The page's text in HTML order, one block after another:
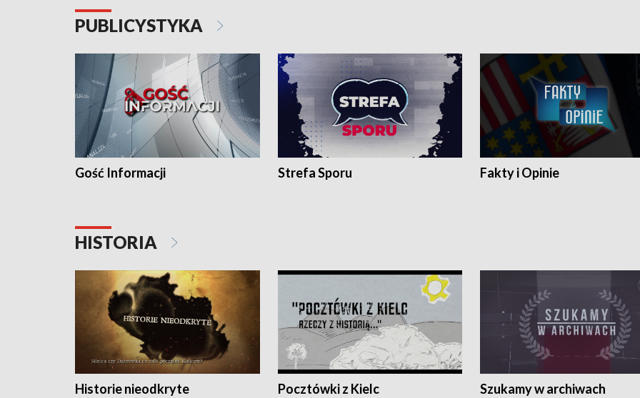
PUBLICYSTYKA
Gość Informacji Strefa Sporu Fakty i Opinie
HISTORIA
Historie nieodkryte Pocztówki z Kielc Szukamy w archiwach